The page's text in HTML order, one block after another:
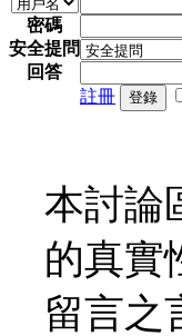
密碼
安全提問
回答
註冊
登錄
本討論
的真實
留言之